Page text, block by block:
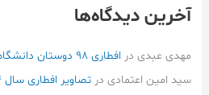
آخرین دیدگاه‌ها
مهدی عبدی در افطاری ۹۸ دوستان دانشگاه
سید امین اعتمادی درتصاویر افطاری سال 94